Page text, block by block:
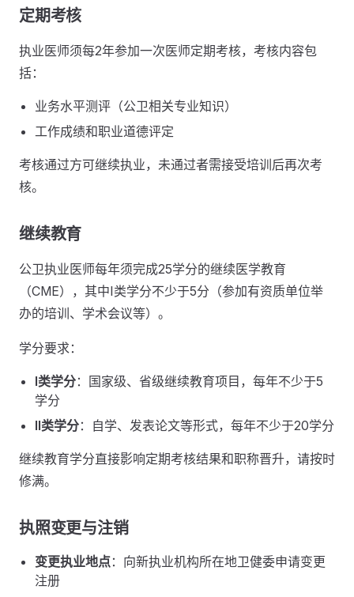
定期考核
执业医师须每2年参加一次医师定期考核，考核内容包
括：
业务水平测评（公卫相关专业知识）
工作成绩和职业道德评定
考核通过方可继续执业，未通过者需接受培训后再次考
核。
继续教育
公卫执业医师每年须完成25学分的继续医学教育
（CME），其中I类学分不少于5分（参加有资质单位举
办的培训、学术会议等）。
学分要求：
I类学分：国家级、省级继续教育项目，每年不少于5
学分
II类学分：自学、发表论文等形式，每年不少于20学分
继续教育学分直接影响定期考核结果和职称晋升，请按时
修满。
执照变更与注销
变更执业地点：向新执业机构所在地卫健委申请变更
注册